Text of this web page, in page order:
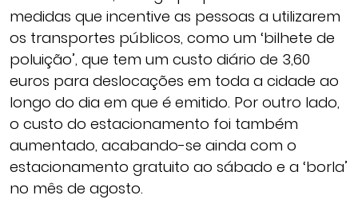
medidas que incentive as pessoas a utilizarem
os transportes públicos, como um ‘bilhete de
poluição’, que tem um custo diário de 3,60
euros para deslocações em toda a cidade ao
longo do dia em que é emitido. Por outro lado,
o custo do estacionamento foi também
aumentado, acabando-se ainda com o
estacionamento gratuito ao sábado e a ‘borla’
no mês de agosto.